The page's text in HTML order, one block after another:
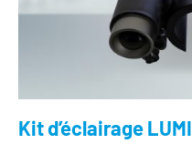
Kit d’éclairage LUMI